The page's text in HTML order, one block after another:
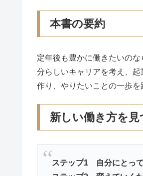
本書の要約
定年後も豊かに働きたいの
分らしいキャリアを考え、
作り、やりたいことの一歩を
新しい働き方を
ステップ1 自分にとっ